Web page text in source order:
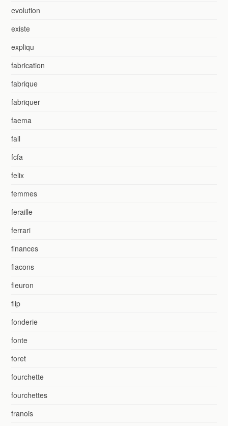
evolution
existe
expliqu
fabrication
fabrique
fabriquer
faema
fall
fcfa
felix
femmes
feraille
ferrari
finances
flacons
fleuron
flip
fonderie
fonte
foret
fourchette
fourchettes
franois